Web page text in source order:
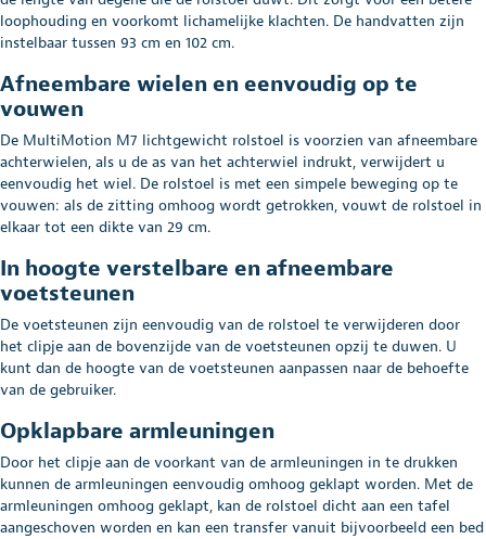
loophouding en voorkomt lichamelijke klachten. De handvatten zijn
instelbaar tussen 93 cm en 102 cm.
Afneembare wielen en eenvoudig op te
vouwen
De MultiMotion M7 lichtgewicht rolstoel is voorzien van afneembare
achterwielen, als u de as van het achterwiel indrukt, verwijdert u
eenvoudig het wiel. De rolstoel is met een simpele beweging op te
vouwen: als de zitting omhoog wordt getrokken, vouwt de rolstoel in
elkaar tot een dikte van 29 cm.
In hoogte verstelbare en afneembare
voetsteunen
De voetsteunen zijn eenvoudig van de rolstoel te verwijderen door
het clipje aan de bovenzijde van de voetsteunen opzij te duwen. U
kunt dan de hoogte van de voetsteunen aanpassen naar de behoefte
van de gebruiker.
Opklapbare armleuningen
Door het clipje aan de voorkant van de armleuningen in te drukken
kunnen de armleuningen eenvoudig omhoog geklapt worden. Met de
armleuningen omhoog geklapt, kan de rolstoel dicht aan een tafel
aangeschoven worden en kan een transfer vanuit bijvoorbeeld een bed